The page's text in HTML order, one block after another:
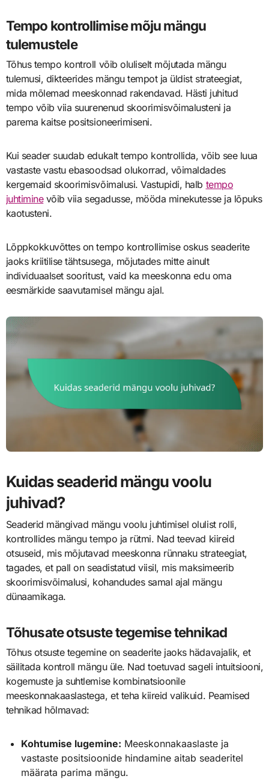
Tempo kontrollimise mõju mängu
tulemustele
Tõhus tempo kontroll võib oluliselt mõjutada mängu
tulemusi, dikteerides mängu tempot ja üldist strateegiat,
mida mõlemad meeskonnad rakendavad. Hästi juhitud
tempo võib viia suurenenud skoorimisvõimalusteni ja
parema kaitse positsioneerimiseni.
Kui seader suudab edukalt tempo kontrollida, võib see luua
vastaste vastu ebasoodsad olukorrad, võimaldades
kergemaid skoorimisvõimalusi. Vastupidi, halb tempo
juhtiminevõib viia segadusse, mööda minekutesse ja lõpuks
kaotusteni.
Lõppkokkuvõttes on tempo kontrollimise oskus seaderite
jaoks kriitilise tähtsusega, mõjutades mitte ainult
individuaalset sooritust, vaid ka meeskonna edu oma
eesmärkide saavutamisel mängu ajal.
Kuidas seaderid mängu voolu
juhivad?
Seaderid mängivad mängu voolu juhtimisel olulist rolli,
kontrollides mängu tempo ja rütmi. Nad teevad kiireid
otsuseid, mis mõjutavad meeskonna rünnaku strateegiat,
tagades, et pall on seadistatud viisil, mis maksimeerib
skoorimisvõimalusi, kohandudes samal ajal mängu
dünaamikaga.
Tõhusate otsuste tegemise tehnikad
Tõhus otsuste tegemine on seaderite jaoks hädavajalik, et
säilitada kontroll mängu üle. Nad toetuvad sageli intuitsiooni,
kogemuste ja suhtlemise kombinatsioonile
meeskonnakaaslastega, et teha kiireid valikuid. Peamised
tehnikad hõlmavad:
Kohtumise lugemine: Meeskonnakaaslaste ja
vastaste positsioonide hindamine aitab seaderitel
määrata parima mängu.